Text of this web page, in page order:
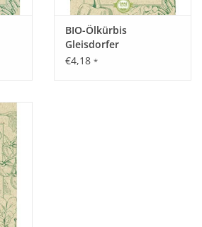
BIO-Ölkürbis
Gleisdorfer
€4,18 *